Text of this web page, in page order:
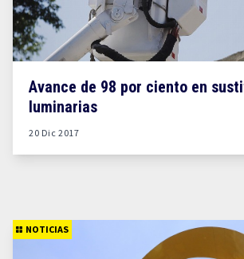
Avance de 98 por ciento en
luminarias
20 Dic 2017
NOTICIAS